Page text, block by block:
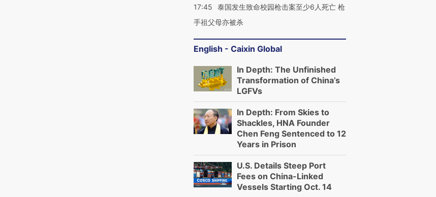
17:45
泰国发生致命校园枪击案至少6人死亡 枪
手祖父母亦被杀
English - Caixin Global
In Depth: The Unfinished
Transformation of China’s
LGFVs
In Depth: From Skies to
Shackles, HNA Founder
Chen Feng Sentenced to 12
Years in Prison
U.S. Details Steep Port
Fees on China-Linked
Vessels Starting Oct. 14